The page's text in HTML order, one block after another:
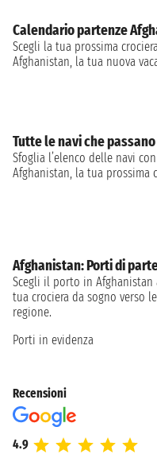
Calendario partenze
Scegli la tua prossima
Afghanistan, la tua nuova
Tutte le navi che
Sfoglia l’elenco delle navi
Afghanistan, la tua prossima
Afghanistan: Porti di
Scegli il porto in
tua crociera da sogno verso
regione.
Porti in evidenza
Recensioni
4.9